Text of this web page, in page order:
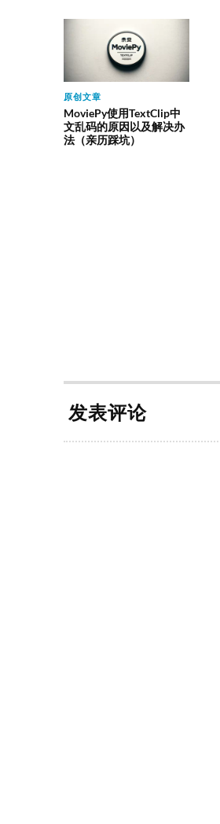
原创文章
MoviePy使用TextClip中
文乱码的原因以及解决办
法（亲历踩坑）
发表评论